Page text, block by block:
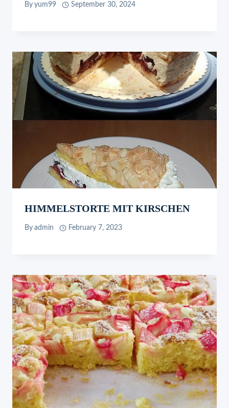
By yum99 September 30, 2024
HIMMELSTORTE MIT KIRSCHEN
By admin February 7, 2023